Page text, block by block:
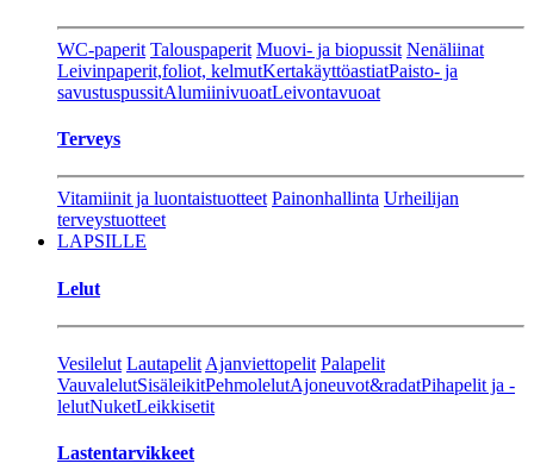
WC-paperit Talouspaperit Muovi- ja biopussit Nenäliinat
Leivinpaperit,foliot, kelmutKertakäyttöastiatPaisto- ja
savustuspussitAlumiinivuoatLeivontavuoat
Terveys
Vitamiinit ja luontaistuotteet Painonhallinta Urheilijan
terveystuotteet
LAPSILLE
Lelut
Vesilelut Lautapelit Ajanviettopelit Palapelit
VauvalelutSisäleikitPehmolelutAjoneuvot&radatPihapelit ja -
lelutNuketLeikkisetit
Lastentarvikkeet